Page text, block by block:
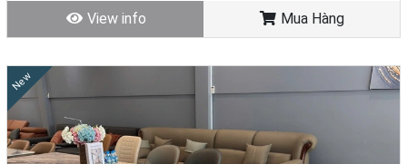
View info Mua Hàng
New